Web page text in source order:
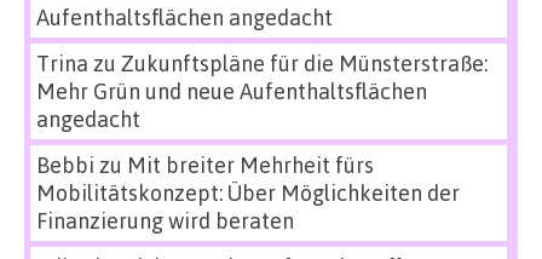
Aufenthaltsflächen angedacht
Trina zu Zukunftspläne für die Münsterstraße:
Mehr Grün und neue Aufenthaltsflächen
angedacht
Bebbi zu Mit breiter Mehrheit fürs
Mobilitätskonzept: Über Möglichkeiten der
Finanzierung wird beraten